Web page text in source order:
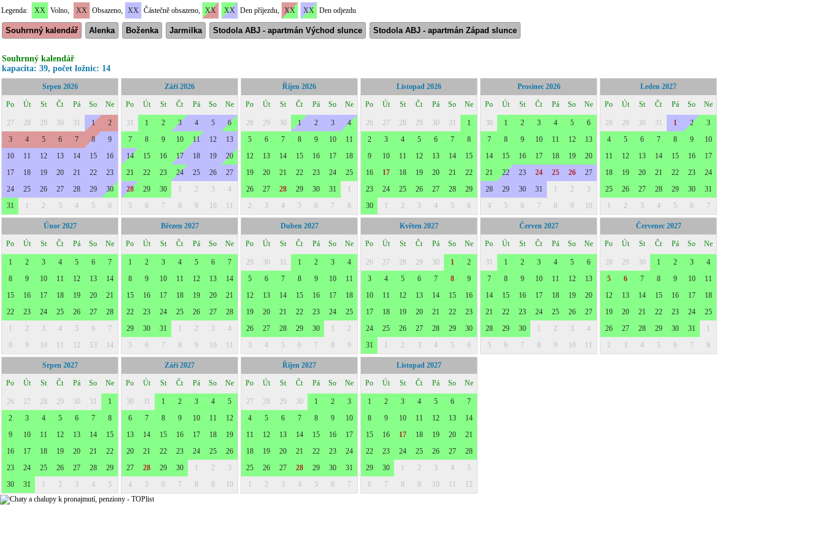
Legenda: XX Volno, XX Obsazeno, XX Částečně obsazeno, XX XX Den příjezdu, XX XX Den odjezdu
Souhrnný kalendář Alenka Boženka Jarmilka Stodola ABJ - apartmán Východ slunce Stodola ABJ - apartmán Západ slunce
Souhrnný kalendář
kapacita: 39, počet ložnic: 14
Srpen 2026
Po Út St Čt Pá So Ne
27 28 29 30 31 1
2
3
4 5 6 7 8
9
10
11 12 13 14 15
16
17
18 19 20 21 22
23
24
25 26 27 28 29
30
31
1 2 3 4 5 6
Září 2026
Po Út St Čt Pá So Ne
31 1 2 3 4 5
6
7
8 9 10 11 12
13
14
15 16 17 18 19
20
21
22 23 24 25 26
27
28
29 30 1 2 3
4
5
6 7 8 9 10 11
Říjen 2026
Po Út St Čt Pá So Ne
28 29 30 1 2 3
4
5
6 7 8 9 10
11
12
13 14 15 16 17
18
19
20 21 22 23 24
25
26
27 28 29 30 31
1
2
3 4 5 6 7 8
Listopad 2026
Po Út St Čt Pá So Ne
26 27 28 29 30 31
1
2
3 4 5 6 7
8
9
10 11 12 13 14
15
16
17 18 19 20 21
22
23
24 25 26 27 28
29
30
1 2 3 4 5 6
Prosinec 2026
Po Út St Čt Pá So Ne
30 1 2 3 4 5
6
7
8 9 10 11 12
13
14
15 16 17 18 19
20
21
22 23 24 25 26
27
28
29 30 31 1 2
3
4
5 6 7 8 9 10
Leden 2027
Po Út St Čt Pá So Ne
28 29 30 31 1 2
3
4
5 6 7 8 9
10
11
12 13 14 15 16
17
18
19 20 21 22 23
24
25
26 27 28 29 30
31
1
2 3 4 5 6 7
Únor 2027
Po Út St Čt Pá So Ne
1 2 3 4 5 6
7
8
9 10 11 12 13
14
15
16 17 18 19 20
21
22
23 24 25 26 27
28
1
2 3 4 5 6
7
8
9 10 11 12 13 14
Březen 2027
Po Út St Čt Pá So Ne
1 2 3 4 5 6
7
8
9 10 11 12 13
14
15
16 17 18 19 20
21
22
23 24 25 26 27
28
29
30 31 1 2 3
4
5
6 7 8 9 10 11
Duben 2027
Po Út St Čt Pá So Ne
29 30 31 1 2 3
4
5
6 7 8 9 10
11
12
13 14 15 16 17
18
19
20 21 22 23 24
25
26
27 28 29 30 1
2
3
4 5 6 7 8 9
Květen 2027
Po Út St Čt Pá So Ne
26 27 28 29 30 1
2
3
4 5 6 7 8
9
10
11 12 13 14 15
16
17
18 19 20 21 22
23
24
25 26 27 28 29
30
31
1 2 3 4 5 6
Červen 2027
Po Út St Čt Pá So Ne
31 1 2 3 4 5
6
7
8 9 10 11 12
13
14
15 16 17 18 19
20
21
22 23 24 25 26
27
28
29 30 1 2 3
4
5
6 7 8 9 10 11
Červenec 2027
Po Út St Čt Pá So Ne
28 29 30 1 2 3
4
5
6 7 8 9 10
11
12
13 14 15 16 17
18
19
20 21 22 23 24
25
26
27 28 29 30 31
1
2
3 4 5 6 7 8
Srpen 2027
Po Út St Čt Pá So Ne
26 27 28 29 30 31
1
2
3 4 5 6 7
8
9
10 11 12 13 14
15
16
17 18 19 20 21
22
23
24 25 26 27 28
29
30
31 1 2 3 4 5
Září 2027
Po Út St Čt Pá So Ne
30 31 1 2 3 4
5
6
7 8 9 10 11
12
13
14 15 16 17 18
19
20
21 22 23 24 25
26
27
28 29 30 1 2
3
4
5 6 7 8 9 10
Říjen 2027
Po Út St Čt Pá So Ne
27 28 29 30 1 2
3
4
5 6 7 8 9
10
11
12 13 14 15 16
17
18
19 20 21 22 23
24
25
26 27 28 29 30
31
1
2 3 4 5 6 7
Listopad 2027
Po Út St Čt Pá So Ne
1 2 3 4 5 6
7
8
9 10 11 12 13
14
15
16 17 18 19 20
21
22
23 24 25 26 27
28
29
30 1 2 3 4
5
6
7 8 9 10 11 12